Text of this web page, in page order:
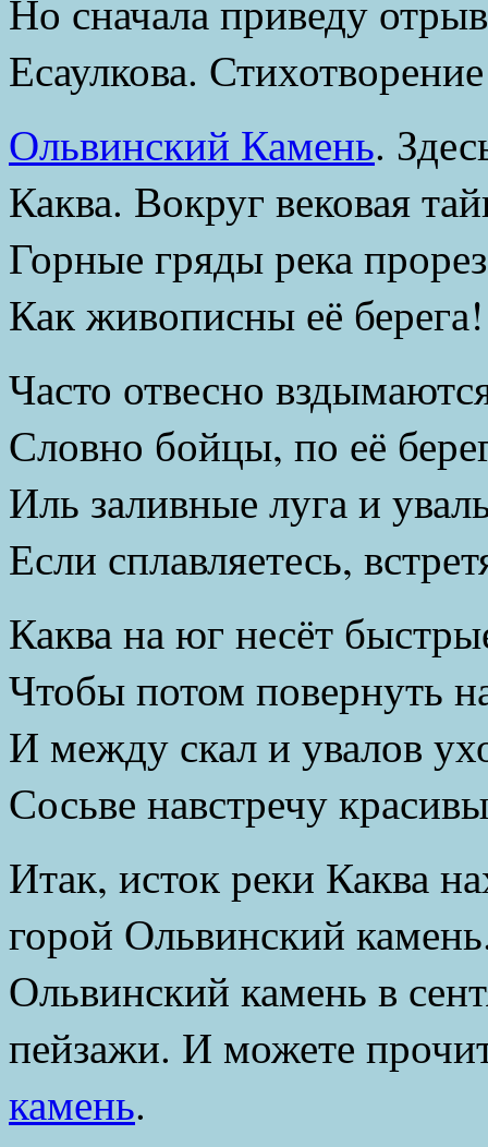
Но сначала приведу
Есаулкова.
Ольвинский Камень.
Каква. Вокруг вековая
Горные гряды река
Как живописны её берега!
Часто отвесно
Словно бойцы, по её
Иль заливные луга и
Если сплавляетесь,
Каква на юг несёт
Чтобы потом повернуть
И между скал и увалов
Сосьве навстречу
Итак, исток реки Каква
горой Ольвинский
Ольвинский камень в
пейзажи. И можете
камень.